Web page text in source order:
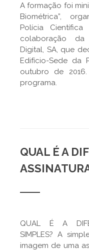
A formação foi
Biométrica”,
Polícia
colaboração da
Digital, SA, que
Edifício-Sede da
outubro de
programa.
QUAL É A
QUAL É A
SIMPLES? A
imagem de uma